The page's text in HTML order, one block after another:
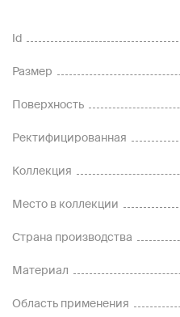
Id
Размер
Поверхность
Ректифицированная
Коллекция
Место в коллекции
Страна производства
Материал
Область применения